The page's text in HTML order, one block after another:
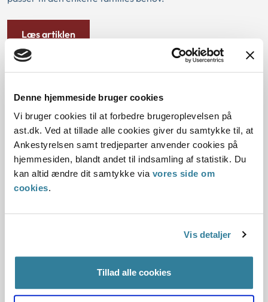
Denne hjemmeside bruger cookies
Vi bruger cookies til at forbedre brugeroplevelsen på
ast.dk. Ved at tillade alle cookies giver du samtykke til, at
Ankestyrelsen samt tredjeparter anvender cookies på
hjemmesiden, blandt andet til indsamling af statistik. Du
kan altid ændre dit samtykke via vores side om
cookies.
Vis detaljer
Tillad alle cookies
Læs artiklen
Joannahuset
Ankestyrelsen har undersøgt erfaringer med
ungekrisecentret Joannahusets tilbud blandt unge,
forældre og kommuner. Det sker i forlængelse af, at
Johannahuset siden den 1. januar 2024 fik nye udvidede
regler for at give husly til unge. I undersøgelsen ser
unge, rådgivning og brobygning til øvrige støtte- og
Læs undersøgelsen